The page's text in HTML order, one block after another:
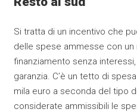
Si tratta di un incentivo che
delle spese ammesse con
finanziamento senza
garanzia. C’è un tetto di
mila euro a seconda del tipo
considerate ammissibili le